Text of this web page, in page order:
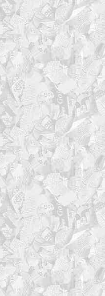
'=' снизу
$(seq 1
then
$(seq
''
$(seq
{